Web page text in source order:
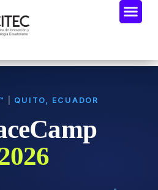
QUITO, ECUADOR